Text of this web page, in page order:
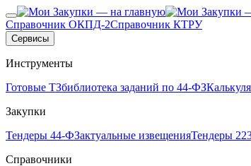
Справочник ОКПД-2Справочник КТРУ
Сервисы
Инструменты
Готовые ТЗбиблиотека заданий по 44-ФЗ
Закупки
Тендеры 44-ФЗактуальные извещенияТендеры
Справочники